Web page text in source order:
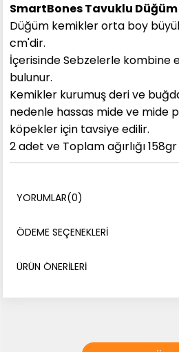
SmartBones Tavuklu
Düğüm kemikler orta boy
cm'dir.
İçerisinde Sebzelerle kombine
bulunur.
Kemikler kurumuş deri ve
nedenle hassas mide ve mide
köpekler için tavsiye edilir.
2 adet ve Toplam ağırlığı 158gr
YORUMLAR(0)
ÖDEME SEÇENEKLERI
ÜRÜN ÖNERILERI